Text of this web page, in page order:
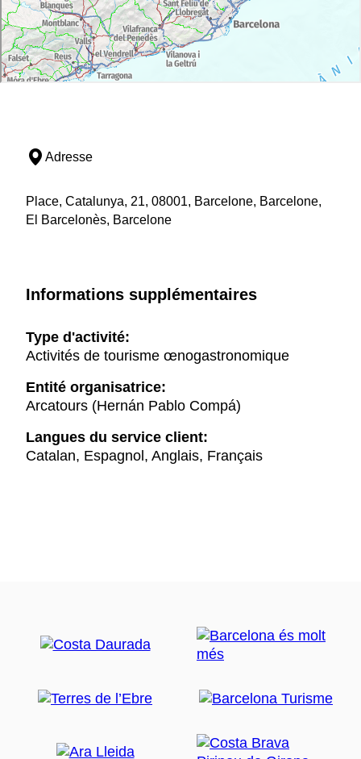
Adresse
Place, Catalunya, 21, 08001, Barcelone, Barcelone,
El Barcelonès, Barcelone
Informations supplémentaires
Type d'activité:
Activités de tourisme œnogastronomique
Entité organisatrice:
Arcatours (Hernán Pablo Compá)
Langues du service client:
Catalan, Espagnol, Anglais, Français